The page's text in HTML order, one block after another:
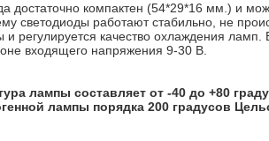
достаточно компактен (54*29*16 мм.) и
светодиоды работают стабильно, не
регулируется качество охлаждения ламп.
входящего напряжения 9-30 В.
лампы составляет от -40 до +80
лампы порядка 200 градусов